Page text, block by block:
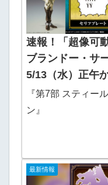
速報！「超像可
ブランドー・サ
5/13（水）正午
販売開始！『ジ
な冒険 第7部 ス
『第7部 スティー
ン』
最新情報